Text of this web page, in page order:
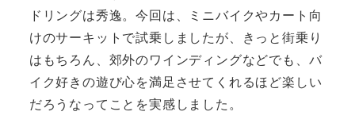
ドリングは秀逸。今回は、ミニバイクやカート向
けのサーキットで試乗しましたが、きっと街乗り
はもちろん、郊外のワインディングなどでも、バ
イク好きの遊び心を満足させてくれるほど楽しい
だろうなってことを実感しました。